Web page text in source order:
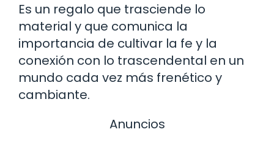
Es un regalo que trasciende lo
material y que comunica la
importancia de cultivar la fe y la
conexión con lo trascendental en un
mundo cada vez más frenético y
cambiante.
Anuncios